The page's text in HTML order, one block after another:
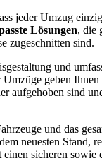
jeder Umzug
Lösungen, die
zugeschnitten sind.
und
geben
aufgehoben sind
und das
neuesten Stand,
sicheren sowie